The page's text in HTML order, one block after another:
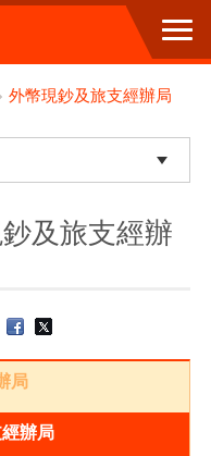
外幣現鈔及旅支經辦局
及旅支經辦
局
辦局